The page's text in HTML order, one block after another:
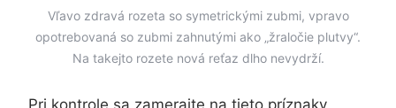
Vľavo zdravá rozeta so symetrickými zubmi, vpravo
opotrebovaná so zubmi zahnutými ako „žraločie plutvy“.
Na takejto rozete nová reťaz dlho nevydrží.